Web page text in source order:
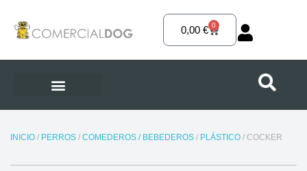
contenido
0,00€ 0
Carrito
INICIO/ PERROS/ COMEDEROS / BEBEDEROS/ PLÁSTICO/ COCKER